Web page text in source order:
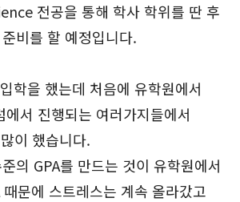
전공을 통해 학사 학위를 딴 후
비를 할 예정입니다.
학을 했는데 처음에 유학원에서
서 진행되는 여러가지들에서
이 했습니다.
의 GPA를 만드는 것이 유학원에서
문에 스트레스는 계속 올라갔고